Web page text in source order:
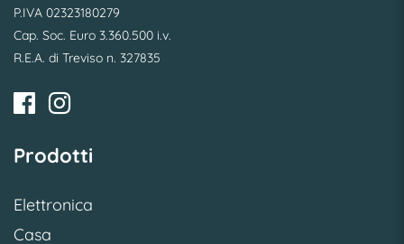
P.IVA 02323180279
Cap. Soc. Euro 3.360.500 i.v.
R.E.A. di Treviso n. 327835
Prodotti
Elettronica
Casa